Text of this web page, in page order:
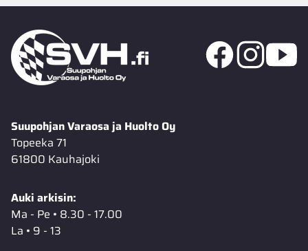
Suupohjan Varaosa ja Huolto Oy
Topeeka 71
61800 Kauhajoki
Auki arkisin:
Ma - Pe • 8.30 - 17.00
La • 9 - 13